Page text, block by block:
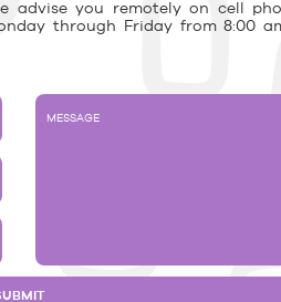
advise you remotely on cell
through Friday from 8:00